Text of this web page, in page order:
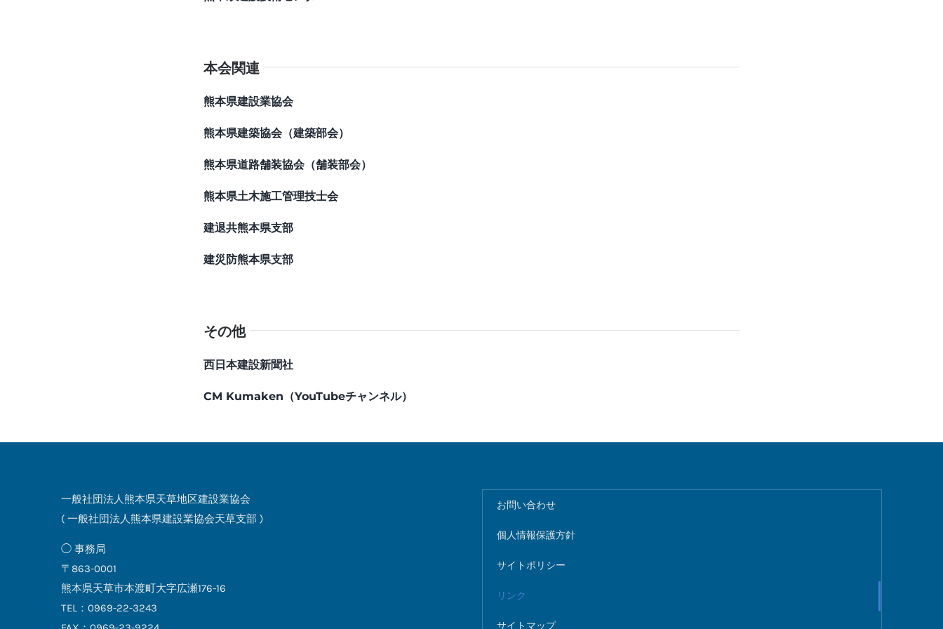
本会関連
熊本県建設業協会
熊本県建築協会（建築部会）
熊本県道路舗装協会（舗装部会）
熊本県土木施工管理技士会
建退共熊本県支部
建災防熊本県支部
その他
西日本建設新聞社
CM Kumaken（YouTubeチャンネル）
一般社団法人熊本県天草地区建設業協会
( 一般社団法人熊本県建設業協会天草支部 )
◯ 事務局
〒863-0001
熊本県天草市本渡町大字広瀬176-16
TEL：0969-22-3243
お問い合わせ
個人情報保護方針
サイトポリシー
リンク
サイトマップ